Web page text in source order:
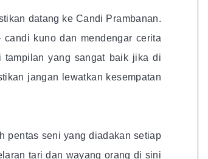
datang ke Candi Prambanan.
kuno dan mendengar cerita
tampilan yang sangat baik jika di
jangan lewatkan kesempatan
pentas seni yang diadakan setiap
tari dan wayang orang di sini